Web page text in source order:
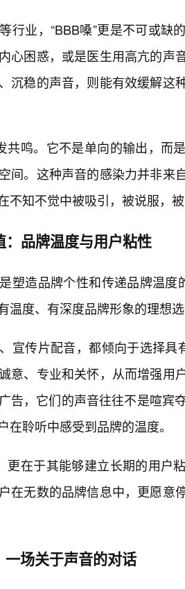
行业，“BBB嗓”更是不可或缺
心困惑，或是医生用高亢的声
沉稳的声音，则能有效缓解这
共鸣。它不是单向的输出，而
间。这种声音的感染力并非来
不知不觉中被吸引，被说服，被
品牌温度与用户粘性
塑造品牌个性和传递品牌温度
温度、有深度品牌形象的理想选
宣传片配音，都倾向于选择具
意、专业和关怀，从而增强用
告，它们的声音往往不是喧宾
聆听中感受到品牌的温度。
更在于其能够建立长期的用户
在无数的品牌信息中，更愿意
场关于声音的对话